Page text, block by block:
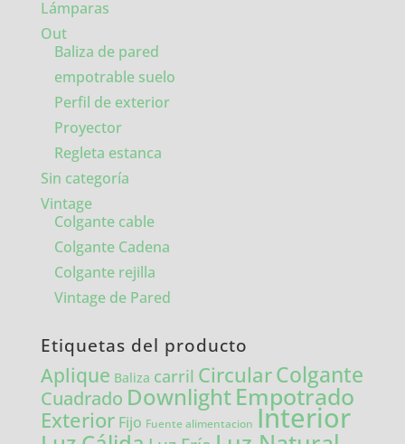
Lámparas
Out
Baliza de pared
empotrable suelo
Perfil de exterior
Proyector
Regleta estanca
Sin categoría
Vintage
Colgante cable
Colgante Cadena
Colgante rejilla
Vintage de Pared
Etiquetas del producto
Aplique Baliza carril CircularColgante
Cuadrado DownlightEmpotrado
Exterior Fijo Fuente alimentacion Interior